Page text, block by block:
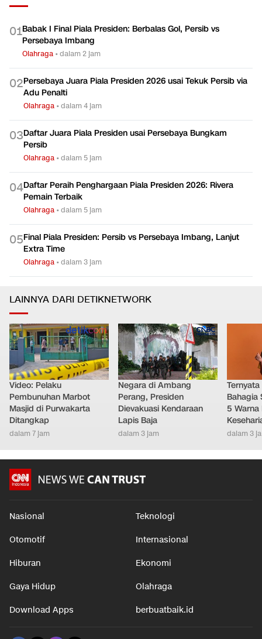
01Babak I Final Piala Presiden: Berbalas Gol, Persib vs
Persebaya Imbang
Olahraga •dalam 2 jam
02Persebaya Juara Piala Presiden 2026 usai Tekuk Persib via
Adu Penalti
Olahraga •dalam 4 jam
03Daftar Juara Piala Presiden usai Persebaya Bungkam
Persib
Olahraga •dalam 5 jam
04Daftar Peraih Penghargaan Piala Presiden 2026: Rivera
Pemain Terbaik
Olahraga •dalam 5 jam
05Final Piala Presiden: Persib vs Persebaya Imbang, Lanjut
Extra Time
Olahraga •dalam 3 jam
LAINNYA DARI DETIKNETWORK
Video: Pelaku
Pembunuhan Marbot
Masjid di Purwakarta
Ditangkap
dalam 7 jam
Negara di Ambang
Perang, Presiden
Dievakuasi Kendaraan
Lapis Baja
dalam 3 jam
Bahagia
5
dalam 3
Nasional Teknologi
Otomotif Internasional
Hiburan Ekonomi
Gaya Hidup Olahraga
Download Apps berbuatbaik.id